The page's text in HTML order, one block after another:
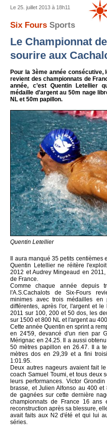
Le 25. juillet 2013 à 18h11
Six FoursSports
Le Championnat
sourire aux
Pour la 3ème année
revient des championnats de
année, c’est Quentin Letellier
médaille d’argent au 50m nage
NL et 50m papillon.
Quentin Letellier
Il aura manqué 35 petits
Quentin Letellier ne réitère
2012 et Audrey Mingeaud en
de France.
Comme chaque année depuis
l'A.S.Cachalots de Six-Fours
minimes avec trois médailles
différentes, après l'or, l'argent et
2011 sur 100, 200 et 50 dos, les
sur 1500 et 800 NL et l'argent au
Cette année Quentin en sprint a
en 24'59, devancé d'un rien par
Mérignac en 24.25. Il a aussi
50 mètres papillon en 26.47. Il a
mètres dos en 29,39 et a fini
1:01.95.
Deux autres nageurs avaient fait
coach Samuel Toumi, et tous deux
leurs performances. Victor
brasse, et Julien Alfonso au 400
de gagnées sur cette dernière
championnats de France 16
reconstruction après sa blessure,
avait faits aux N2 d'été et qui lui
séries.